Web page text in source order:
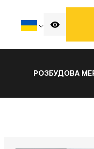
РОЗБУДОВА